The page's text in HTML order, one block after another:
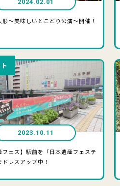
2024.02.01
形～美味しいとこどり公演～開催！
2023.10.11
フェス】駅前を「日本遺産フェステ
ドレスアップ中！